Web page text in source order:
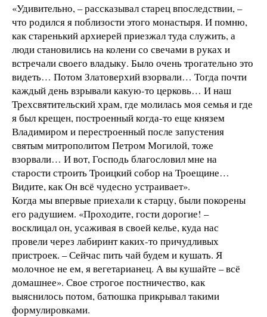
«Удивительно, – рассказывал старец впоследствии, –
что родился я поблизости этого монастыря. И помню,
как старенький архиерей приезжал туда служить, а
люди становились на колени со свечами в руках и
встречали своего владыку. Было очень трогательно это
видеть… Потом Златоверхий взорвали… Тогда почти
каждый день взрывали какую-то церковь… И наш
Трехсвятительский храм, где молилась моя семья и где
я был крещен, построенный когда-то еще князем
Владимиром и перестроенный после запустения
святым митрополитом Петром Могилой, тоже
взорвали… И вот, Господь благословил мне на
старости строить Троицкий собор на Троещине…
Видите, как Он всё чудесно устраивает».
Когда мы впервые приехали к старцу, были покорены
его радушием. «Проходите, гости дорогие! –
восклицал он, усаживая в своей келье, куда нас
провели через лабиринт каких-то причудливых
пристроек. – Сейчас пить чай будем и кушать. Я
молочное не ем, я вегетарианец. А вы кушайте – всё
домашнее». Свое строгое постничество, как
выяснилось потом, батюшка прикрывал такими
формулировками.